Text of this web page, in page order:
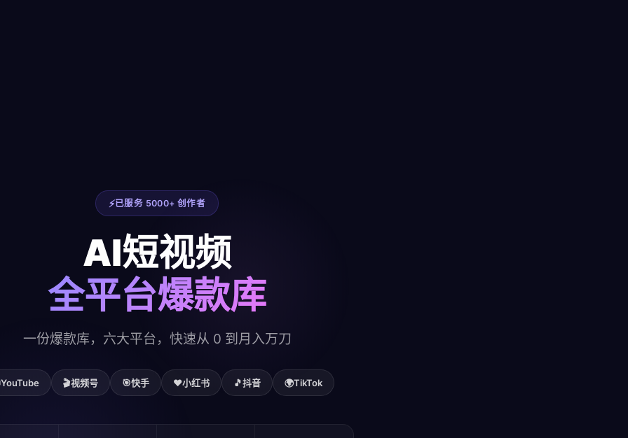
已服务 5000+ 创作者
AI短视频
全平台爆款库
一份爆款库，六大平台，快速从 0 到月入万刀
YouTube 🎬视频号 🎯快手 ❤️小红书 🎵抖音 🌍TikTok